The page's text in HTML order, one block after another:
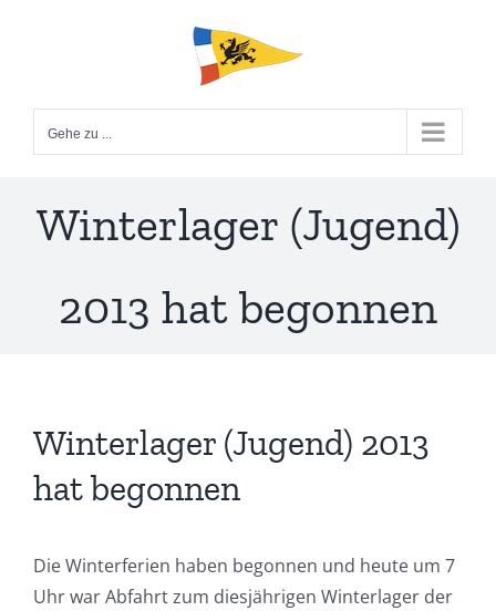
Gehe zu ...
Winterlager (Jugend)
2013 hat begonnen
Winterlager (Jugend) 2013
hat begonnen
Die Winterferien haben begonnen und heute um 7
Uhr war Abfahrt zum diesjährigen Winterlager der